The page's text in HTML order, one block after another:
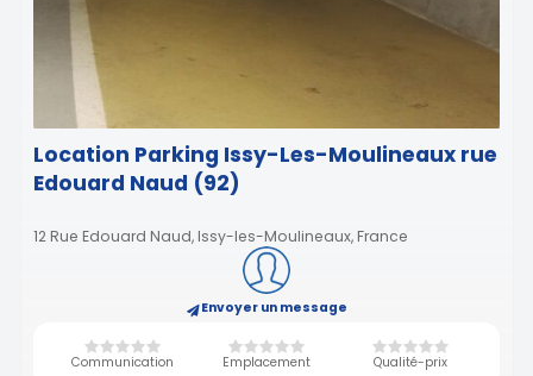
Location Parking Issy-Les-Moulineaux rue
Edouard Naud (92)
12 Rue Edouard Naud, Issy-les-Moulineaux, France
Envoyer un message
Communication Emplacement Qualité-prix